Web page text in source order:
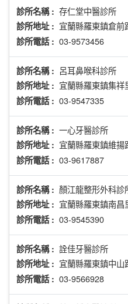
診所名稱 : 存仁堂中醫診所
診所地址 : 宜蘭縣羅東鎮倉前
診所電話 : 03-9573456
診所名稱 : 呂耳鼻喉科診所
診所地址 : 宜蘭縣羅東鎮集
診所電話 : 03-9547335
診所名稱 : 一心牙醫診所
診所地址 : 宜蘭縣羅東鎮維揚
診所電話 : 03-9617887
診所名稱 : 顏江龍整形外科診
診所地址 : 宜蘭縣羅東鎮南
診所電話 : 03-9545390
診所名稱 : 詮佳牙醫診所
診所地址 : 宜蘭縣羅東鎮中山
診所電話 : 03-9566928